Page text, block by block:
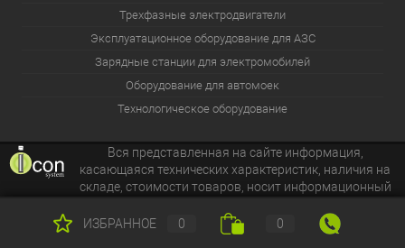
Трехфазные электродвигатели
Эксплуатационное оборудование для АЗС
Зарядные станции для электромобилей
Оборудование для автомоек
Технологическое оборудование
Вся представленная на сайте информация,
касающаяся технических характеристик, наличия на
складе, стоимости товаров, носит информационный
офертой.
Copyright 2005-2026 © i-con.su - интернет-магазин оборудования
ИЗБРАННОЕ 0 0